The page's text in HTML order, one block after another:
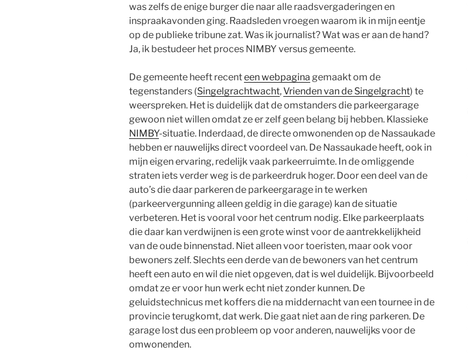
was zelfs de enige burger die naar alle raadsvergaderingen en
inspraakavonden ging. Raadsleden vroegen waarom ik in mijn eentje
op de publieke tribune zat. Was ik journalist? Wat was er aan de hand?
Ja, ik bestudeer het proces NIMBY versus gemeente.
De gemeente heeft recenteen webpagina gemaakt om de
tegenstanders (Singelgrachtwacht,Vrienden van de Singelgracht) te
weerspreken. Het is duidelijk dat de omstanders die parkeergarage
gewoon niet willen omdat ze er zelf geen belang bij hebben. Klassieke
NIMBY-situatie. Inderdaad, de directe omwonenden op de Nassaukade
hebben er nauwelijks direct voordeel van. De Nassaukade heeft, ook in
mijn eigen ervaring, redelijk vaak parkeerruimte. In de omliggende
straten iets verder weg is de parkeerdruk hoger. Door een deel van de
auto’s die daar parkeren de parkeergarage in te werken
(parkeervergunning alleen geldig in die garage) kan de situatie
verbeteren. Het is vooral voor het centrum nodig. Elke parkeerplaats
die daar kan verdwijnen is een grote winst voor de aantrekkelijkheid
van de oude binnenstad. Niet alleen voor toeristen, maar ook voor
bewoners zelf. Slechts een derde van de bewoners van het centrum
heeft een auto en wil die niet opgeven, dat is wel duidelijk. Bijvoorbeeld
omdat ze er voor hun werk echt niet zonder kunnen. De
geluidstechnicus met koffers die na middernacht van een tournee in de
provincie terugkomt, dat werk. Die gaat niet aan de ring parkeren. De
garage lost dus een probleem op voor anderen, nauwelijks voor de
omwonenden.